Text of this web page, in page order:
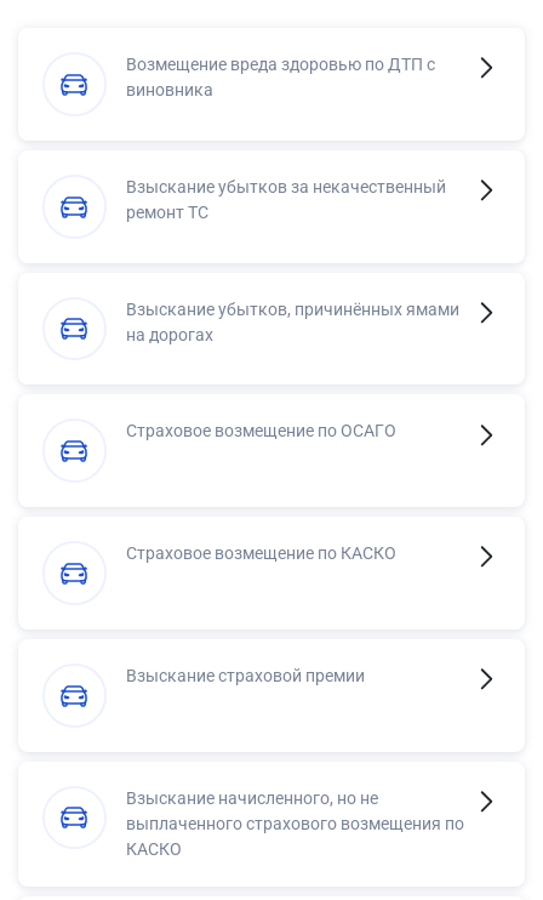
Возмещение вреда здоровью по ДТП с
виновника
Взыскание убытков за некачественный
ремонт ТС
Взыскание убытков, причинённых ямами
на дорогах
Страховое возмещение по ОСАГО
Страховое возмещение по КАСКО
Взыскание страховой премии
Взыскание начисленного, но не
выплаченного страхового возмещения по
КАСКО